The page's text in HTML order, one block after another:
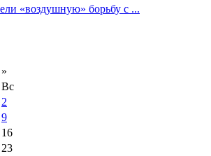
«воздушную» борьбу с ...
»
Вс
2
9
16
23